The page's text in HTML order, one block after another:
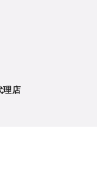
理店